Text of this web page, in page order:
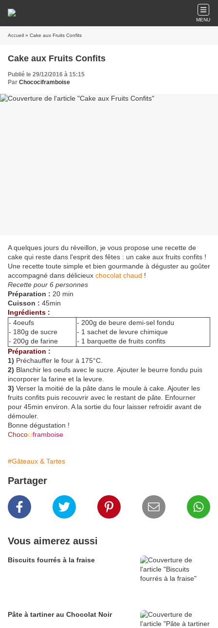
MENU
Accueil » Cake aux Fruits Confits
Cake aux Fruits Confits
Publié le 29/12/2016 à 15:15
Par Chocociframboise
A quelques jours du réveillon, je vous propose une recette de
cake qui reste dans l'esprit des fêtes : un cake aux fruits confits !
Une recette toute simple et bien gourmande à déguster au goûter
accompagné dans délicieux chocolat chaud !
Recette pour 6 personnes
Préparation : 20 min
Cuisson : 45min
Ingrédients :
- 4oeufs
- 180g de sucre
- 200g de farine
- 200g de beure demi-sel fondu
- 1 sachet de levure chimique
- 1 barquette de fruits confits
Préparation :
1) Préchauffer le four à 175°C.
2) Blanchir les oeufs avec le sucre. Ajouter le beurre fondu puis
incorporer la farine et la levure.
3) Verser la moitié de la pâte dans le moule à cake. Ajouter les
fruits confits puis recouvrir avec le restant de pâte. Enfourner
pour 45min environ. A la sortie du four laisser refroidir avant de
démouler.
Bonne dégustation !
Chocociframboise
#Gâteaux & Tartes
Partager
Vous aimerez aussi
Biscuits fourrés à la fraise
Pâte à tartiner au Chocolat Noir